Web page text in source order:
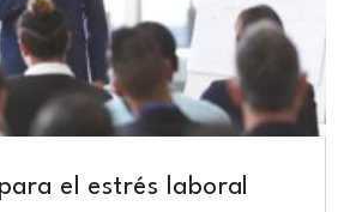
para el estrés laboral